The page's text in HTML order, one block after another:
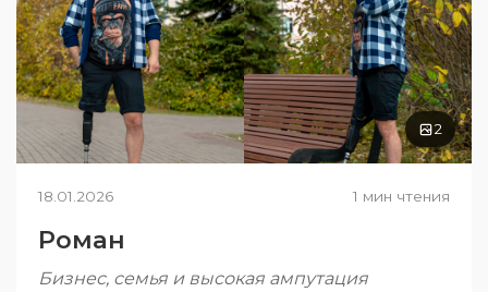
2
18.01.2026 1 мин чтения
Роман
Бизнес, семья и высокая ампутация